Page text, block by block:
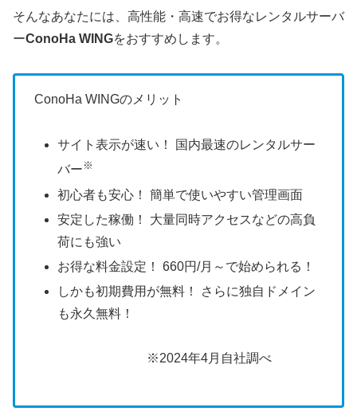
そんなあなたには、高性能・高速でお得なレンタルサーバ
ーConoHa WINGをおすすめします。
ConoHa WINGのメリット
サイト表示が速い！ 国内最速のレンタルサー
バー ※
初心者も安心！ 簡単で使いやすい管理画面
安定した稼働！ 大量同時アクセスなどの高負
荷にも強い
お得な料金設定！ 660円/月～で始められる！
しかも初期費用が無料！ さらに独自ドメイン
も永久無料！
※2024年4月自社調べ